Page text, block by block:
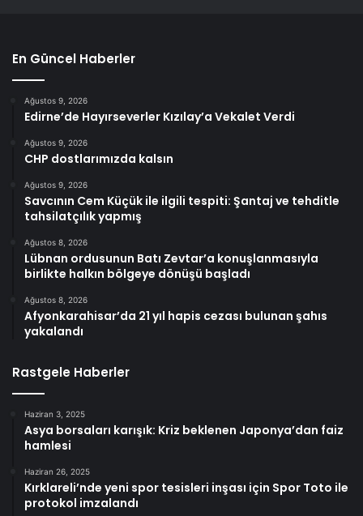
En Güncel Haberler
Ağustos 9, 2026
Edirne’de Hayırseverler Kızılay’a Vekalet Verdi
Ağustos 9, 2026
CHP dostlarımızda kalsın
Ağustos 9, 2026
Savcının Cem Küçük ile ilgili tespiti: Şantaj ve tehditle
tahsilatçılık yapmış
Ağustos 8, 2026
Lübnan ordusunun Batı Zevtar’a konuşlanmasıyla
birlikte halkın bölgeye dönüşü başladı
Ağustos 8, 2026
Afyonkarahisar’da 21 yıl hapis cezası bulunan şahıs
yakalandı
Rastgele Haberler
Haziran 3, 2025
Asya borsaları karışık: Kriz beklenen Japonya’dan faiz
hamlesi
Haziran 26, 2025
Kırklareli’nde yeni spor tesisleri inşası için Spor Toto ile
protokol imzalandı